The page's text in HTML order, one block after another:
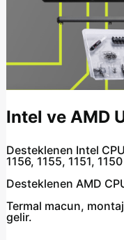
Intel ve AMD
Desteklenen Intel
1156, 1155, 1151, 1150
Desteklenen AMD
Termal macun,
gelir.